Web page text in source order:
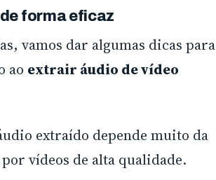
forma eficaz
vamos dar algumas dicas para
ao extrair áudio de vídeo
extraído depende muito da
vídeos de alta qualidade.